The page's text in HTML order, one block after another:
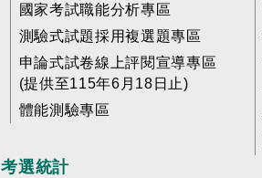
國家考試職能分析專區
測驗式試題採用複選題專區
申論式試卷線上評閱宣導專區
(提供至115年6月18日止)
體能測驗專區
考選統計